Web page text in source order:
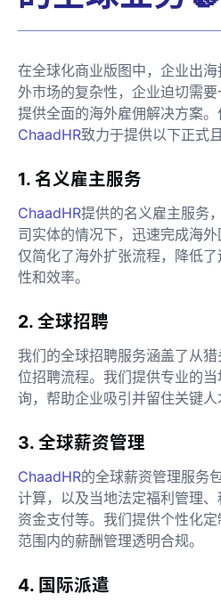
在全球化商业版图中，企业出
外市场的复杂性，企业迫切需要
提供全面的海外雇佣解决方案。
ChaadHR致力于提供以下正式
1. 名义雇主服务
ChaadHR提供的名义雇主服务
司实体的情况下，迅速完成海
仅简化了海外扩张流程，降低
性和效率。
2. 全球招聘
我们的全球招聘服务涵盖了从
位招聘流程。我们提供专业的
询，帮助企业吸引并留住关键人
3. 全球薪资管理
ChaadHR的全球薪资管理服务
计算，以及当地法定福利管理、
资金支付等。我们提供个性化
范围内的薪酬管理透明合规。
4. 国际派遣